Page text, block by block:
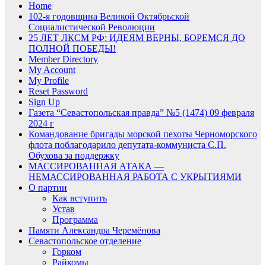
Home
102-я годовщина Великой Октябрьской
Социалистической Революции
25 ЛЕТ ЛКСМ РФ: ИДЕЯМ ВЕРНЫ, БОРЕМСЯ ДО
ПОЛНОЙ ПОБЕДЫ!
Member Directory
My Account
My Profile
Reset Password
Sign Up
Газета “Севастопольская правда” №5 (1474) 09 февраля
2024 г
Командование бригады морской пехоты Черноморского
флота поблагодарило депутата-коммуниста С.П.
Обухова за поддержку
МАССИРОВАННАЯ АТАКА —
НЕМАССИРОВАННАЯ РАБОТА С УКРЫТИЯМИ
О партии
Как вступить
Устав
Программа
Памяти Александра Черемёнова
Севастопольское отделение
Горком
Райкомы